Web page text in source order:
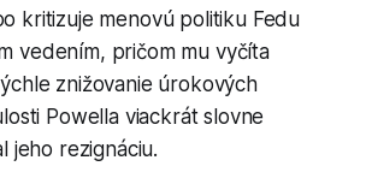
kritizuje menovú politiku Fedu
vedením, pričom mu vyčíta
znižovanie úrokových
Powella viackrát slovne
jeho rezignáciu.